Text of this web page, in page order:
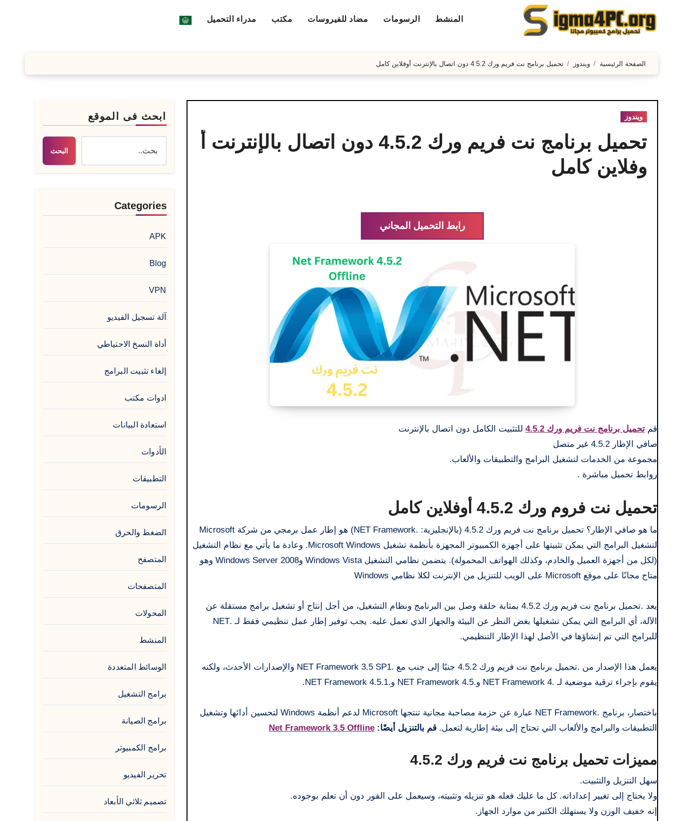
المنشط الرسومات مضاد للفيروسات مكتب مدراء التحميل
الصفحة الرئيسية ويندوز تحميل برنامج نت فريم ورك 4.5.2 دون اتصال بالإنترنت أوفلاين كامل
ويندوز
تحميل برنامج نت فريم ورك 4.5.2 دون اتصال بالإنترنت أ
وفلاين كامل
رابط التحميل المجاني
قم تحميل برنامج نت فريم ورك 4.5.2
للتثبيت الكامل دون اتصال بالإنترنت
صافي الإطار 4.5.2 غير متصل
مجموعة من الخدمات لتشغيل البرامج والتطبيقات والألعاب.
روابط تحميل مباشرة .
تحميل نت فروم ورك 4.5.2 أوفلاين كامل
ما هو صافي الإطار؟ تحميل برنامج نت فريم ورك 4.5.2 (بالإنجليزية: .NET Framework) هو إطار عمل برمجي من شركة Microsoft
لتشغيل البرامج التي يمكن تثبيتها على أجهزة الكمبيوتر المجهزة بأنظمة تشغيل Microsoft Windows. وعادة ما يأتي مع نظام التشغيل
(لكل من أجهزة العميل والخادم، وكذلك الهواتف المحمولة). يتضمن نظامي التشغيل Windows Vista وWindows Server 2008 وهو
متاح مجانًا على موقع Microsoft على الويب للتنزيل من الإنترنت لكلا نظامي Windows
يعد .تحميل برنامج نت فريم ورك 4.5.2 بمثابة حلقة وصل بين البرنامج ونظام التشغيل، من أجل إنتاج أو تشغيل برامج مستقلة عن
الآلة، أي البرامج التي يمكن تشغيلها بغض النظر عن البيئة والجهاز الذي تعمل عليه. يجب توفير إطار عمل تنظيمي فقط لـ .NET
للبرامج التي تم إنشاؤها في الأصل لهذا الإطار التنظيمي.
يعمل هذا الإصدار من .تحميل برنامج نت فريم ورك 4.5.2 جنبًا إلى جنب مع .NET Framework 3.5 SP1 والإصدارات الأحدث، ولكنه
يقوم بإجراء ترقية موضعية لـ .NET Framework 4 و.NET Framework 4.5 و.NET Framework 4.5.1.
باختصار، برنامج .NET Framework عبارة عن حزمة مصاحبة مجانية تنتجها Microsoft لدعم أنظمة Windows لتحسين أدائها وتشغيل
التطبيقات والبرامج والألعاب التي تحتاج إلى بيئة إطارية لتعمل. قم بالتنزيل أيضًا: Net Framework 3.5 Offline
مميزات تحميل برنامج نت فريم ورك 4.5.2
سهل التنزيل والتثبيت.
ولا يحتاج إلى تغيير إعداداته. كل ما عليك فعله هو تنزيله وتثبيته، وسيعمل على الفور دون أن تعلم بوجوده.
إنه خفيف الوزن ولا يستهلك الكثير من موارد الجهاز.
ابحث فى الموقع
البحث
Categories
APK
Blog
VPN
آلة تسجيل الفيديو
أداة النسخ الاحتياطي
إلغاء تثبيت البرامج
ادوات مكتب
استعادة البيانات
الأدوات
التطبيقات
الرسومات
الضغط والحرق
المتصفح
المتصفحات
المحولات
المنشط
الوسائط المتعددة
برامج التشغيل
برامج الصيانة
برامج الكمبيوتر
تحرير الفيديو
تصميم ثلاثي الأبعاد